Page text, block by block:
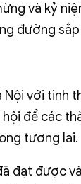
và kỷ
đường
với tinh
để các
tương lai.
đạt được